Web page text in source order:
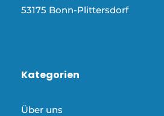
53175 Bonn-Plittersdorf
Kategorien
Über uns